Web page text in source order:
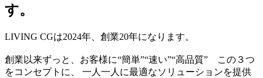
す。
LIVING CGは2024年、創業20年になります。
創業以来ずっと、お客様に“簡単”“速い”“高品質” この３つ
をコンセプトに、 一人一人に最適なソリューションを提供